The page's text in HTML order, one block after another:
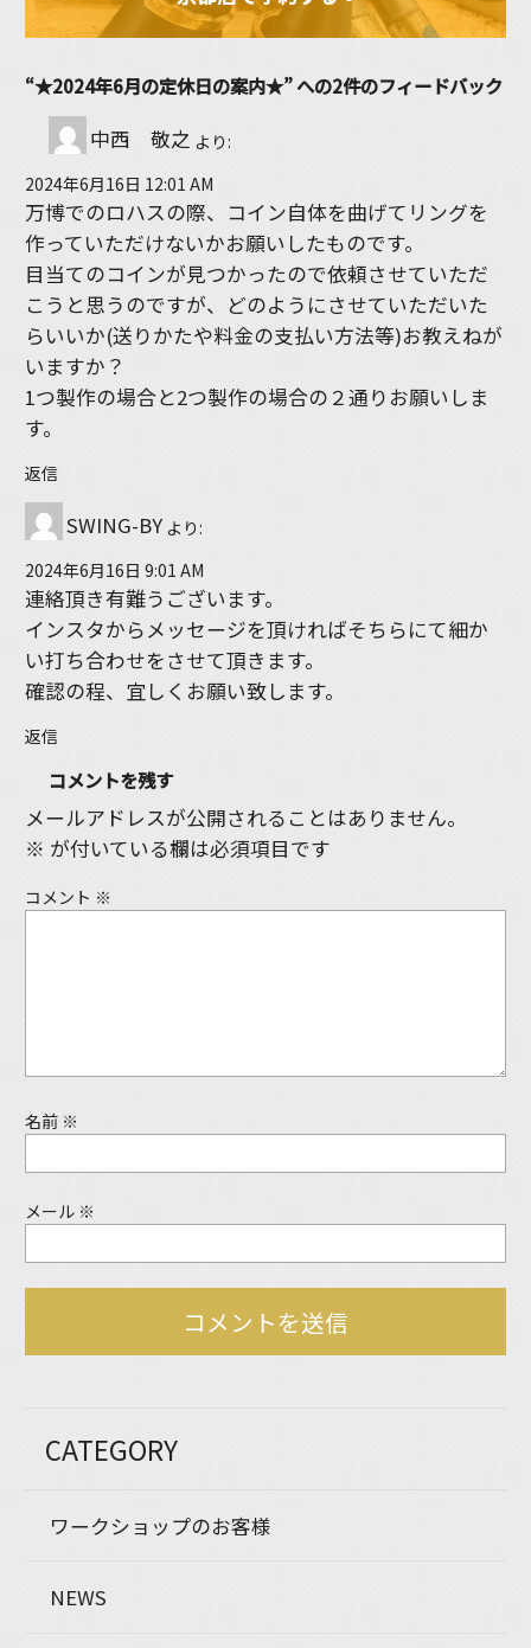
“★2024年6月の定休日の案内★” への2件のフィードバック
中西 敬之 より:
2024年6月16日 12:01 AM
万博でのロハスの際、コイン自体を曲げてリングを
作っていただけないかお願いしたものです。
目当てのコインが見つかったので依頼させていただ
こうと思うのですが、どのようにさせていただいた
らいいか(送りかたや料金の支払い方法等)お教えねが
いますか？
1つ製作の場合と2つ製作の場合の２通りお願いしま
す。
返信
SWING-BY より:
2024年6月16日 9:01 AM
連絡頂き有難うございます。
インスタからメッセージを頂ければそちらにて細か
い打ち合わせをさせて頂きます。
確認の程、宜しくお願い致します。
返信
コメントを残す
メールアドレスが公開されることはありません。
※ が付いている欄は必須項目です
コメント ※
名前 ※
メール ※
CATEGORY
ワークショップのお客様
NEWS